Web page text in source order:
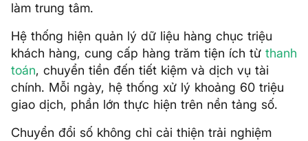
làm trung tâm.
Hệ thống hiện quản lý dữ liệu hàng chục triệu
khách hàng, cung cấp hàng trăm tiện ích từ thanh
toán, chuyển tiền đến tiết kiệm và dịch vụ tài
chính. Mỗi ngày, hệ thống xử lý khoảng 60 triệu
giao dịch, phần lớn thực hiện trên nền tảng số.
Chuyển đổi số không chỉ cải thiện trải nghiệm